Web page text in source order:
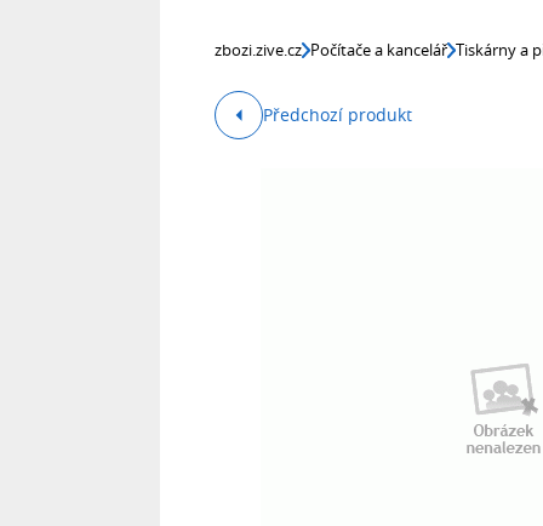
zbozi.zive.cz Počítače a kancelář Tiskárny a
Předchozí produkt